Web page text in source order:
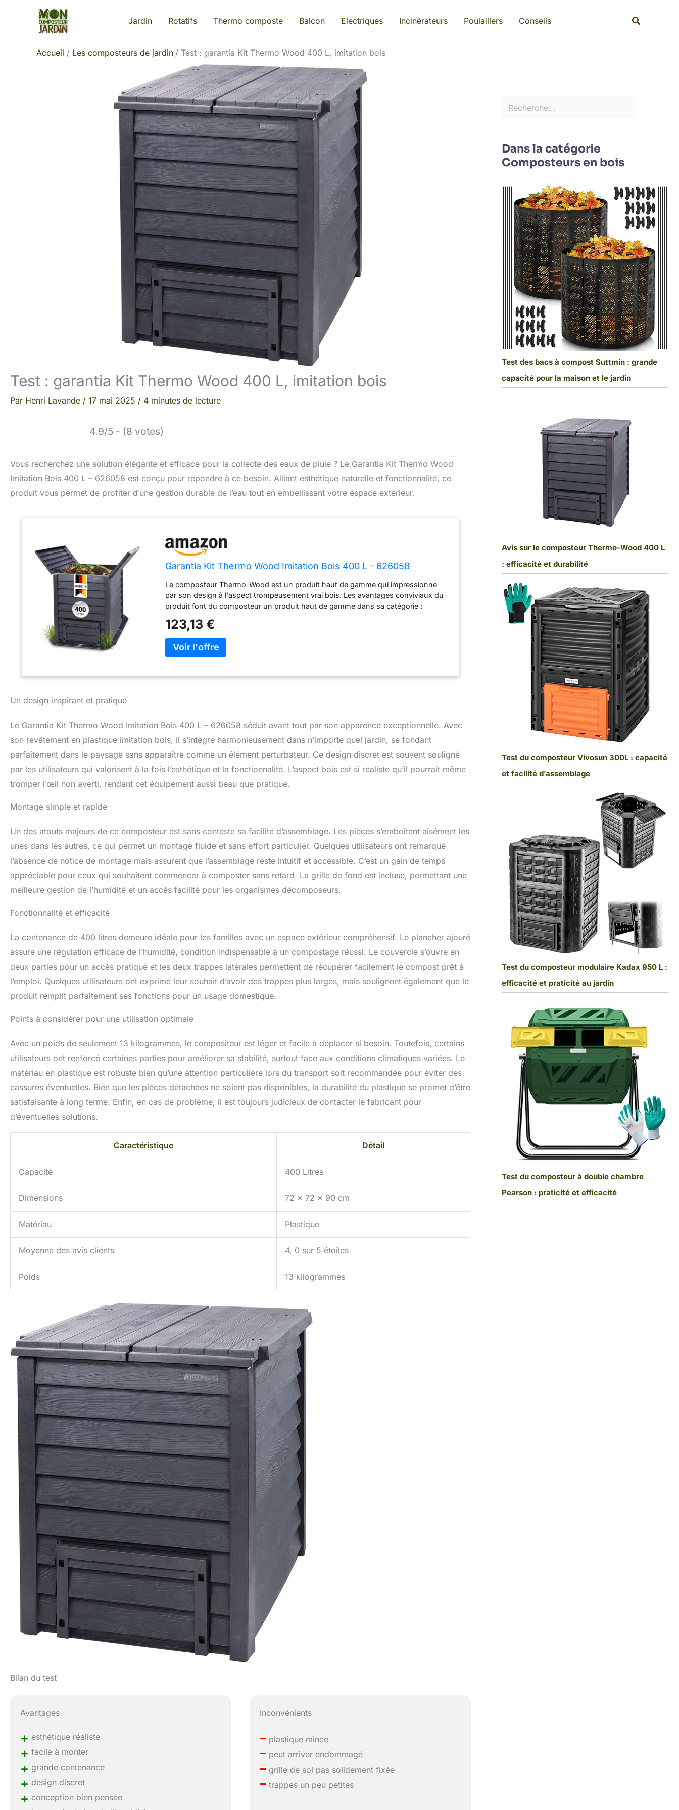
Jardin Rotatifs Thermo composte Balcon Electriques Incinérateurs Poulaillers Conseils
Accueil Les composteurs de jardin Test : garantia Kit Thermo Wood 400 L, imitation bois
Test : garantia Kit Thermo Wood 400 L, imitation bois
Par Henri Lavande / 17 mai 2025 / 4 minutes de lecture
4.9/5 - (8 votes)
Vous recherchez une solution élégante et efficace pour la collecte des eaux de pluie ? Le Garantia Kit Thermo Wood
Imitation Bois 400 L – 626058 est conçu pour répondre à ce besoin. Alliant esthétique naturelle et fonctionnalité, ce
produit vous permet de profiter d’une gestion durable de l’eau tout en embellissant votre espace extérieur.
Garantia Kit Thermo Wood Imitation Bois 400 L - 626058
Le composteur Thermo-Wood est un produit haut de gamme qui impressionne
par son design à l'aspect trompeusement vrai bois. Les avantages conviviaux du
produit font du composteur un produit haut de gamme dans sa catégorie :
thermiques en thermoles Les ouvertures d'aération sont dissimulées sur les
quatre côtés sous la coque en bois, de sorte que les parois latérales restent
décoratives. Résistant aux UV et aux intempéries pour une longue Dimensions : 7
x 7,6 x 33,5
123,13 €
Un design inspirant et pratique
Le Garantia Kit Thermo Wood Imitation Bois 400 L – 626058 séduit avant tout par son apparence exceptionnelle. Avec
son revêtement en plastique imitation bois, il s’intègre harmonieusement dans n’importe quel jardin, se fondant
parfaitement dans le paysage sans apparaître comme un élément perturbateur. Ce design discret est souvent souligné
par les utilisateurs qui valorisent à la fois l’esthétique et la fonctionnalité. L’aspect bois est si réaliste qu’il pourrait même
tromper l’œil non averti, rendant cet équipement aussi beau que pratique.
Montage simple et rapide
Un des atouts majeurs de ce composteur est sans conteste sa facilité d’assemblage. Les pièces s’emboîtent aisément les
unes dans les autres, ce qui permet un montage fluide et sans effort particulier. Quelques utilisateurs ont remarqué
l’absence de notice de montage mais assurent que l’assemblage reste intuitif et accessible. C’est un gain de temps
appréciable pour ceux qui souhaitent commencer à composter sans retard. La grille de fond est incluse, permettant une
meilleure gestion de l’humidité et un accès facilité pour les organismes décomposeurs.
Fonctionnalité et efficacité
La contenance de 400 litres demeure idéale pour les familles avec un espace extérieur compréhensif. Le plancher ajouré
assure une régulation efficace de l’humidité, condition indispensable à un compostage réussi. Le couvercle s’ouvre en
deux parties pour un accès pratique et les deux trappes latérales permettent de récupérer facilement le compost prêt à
l’emploi. Quelques utilisateurs ont exprimé leur souhait d’avoir des trappes plus larges, mais soulignent également que le
produit remplit parfaitement ses fonctions pour un usage domestique.
Points à considérer pour une utilisation optimale
Avec un poids de seulement 13 kilogrammes, le compositeur est léger et facile à déplacer si besoin. Toutefois, certains
utilisateurs ont renforcé certaines parties pour améliorer sa stabilité, surtout face aux conditions climatiques variées. Le
matériau en plastique est robuste bien qu’une attention particulière lors du transport soit recommandée pour éviter des
cassures éventuelles. Bien que les pièces détachées ne soient pas disponibles, la durabilité du plastique se promet d’être
satisfaisante à long terme. Enfin, en cas de problème, il est toujours judicieux de contacter le fabricant pour
d’éventuelles solutions.
Caractéristique Détail
Capacité 400 Litres
Dimensions 72 x 72 x 90 cm
Matériau Plastique
Moyenne des avis clients 4, 0 sur 5 étoiles
Poids 13 kilogrammes
Bilan du test
Avantages
+ esthétique réaliste
+ facile à monter
+ grande contenance
+ design discret
+ conception bien pensée
Inconvénients
– plastique mince
– peut arriver endommagé
– grille de sol pas solidement fixée
– trappes un peu petites
Dans la catégorie
Composteurs en bois
Test des bacs à compost Suttmin : grande
capacité pour la maison et le jardin
Avis sur le composteur Thermo-Wood 400 L
: efficacité et durabilité
Test du composteur Vivosun 300L : capacité
et facilité d’assemblage
Test du composteur modulaire Kadax 950 L :
efficacité et praticité au jardin
Test du composteur à double chambre
Pearson : praticité et efficacité